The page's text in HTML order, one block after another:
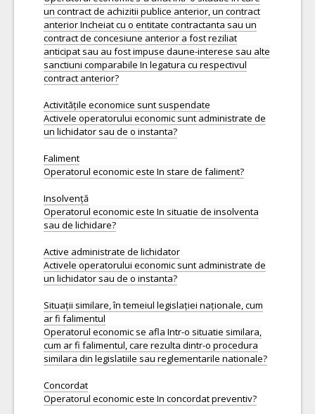
un contract de achizitii publice anterior, un contract
anterior Incheiat cu o entitate contractanta sau un
contract de concesiune anterior a fost reziliat
anticipat sau au fost impuse daune-interese sau alte
sanctiuni comparabile In legatura cu respectivul
contract anterior?
Activitățile economice sunt suspendate
Activele operatorului economic sunt administrate de
un lichidator sau de o instanta?
Faliment
Operatorul economic este In stare de faliment?
Insolvență
Operatorul economic este In situatie de insolventa
sau de lichidare?
Active administrate de lichidator
Activele operatorului economic sunt administrate de
un lichidator sau de o instanta?
Situații similare, în temeiul legislației naționale, cum
ar fi falimentul
Operatorul economic se afla Intr-o situatie similara,
cum ar fi falimentul, care rezulta dintr-o procedura
similara din legislatiile sau reglementarile nationale?
Concordat
Operatorul economic este In concordat preventiv?